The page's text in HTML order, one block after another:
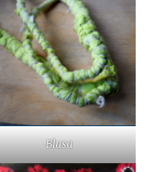
Blusa